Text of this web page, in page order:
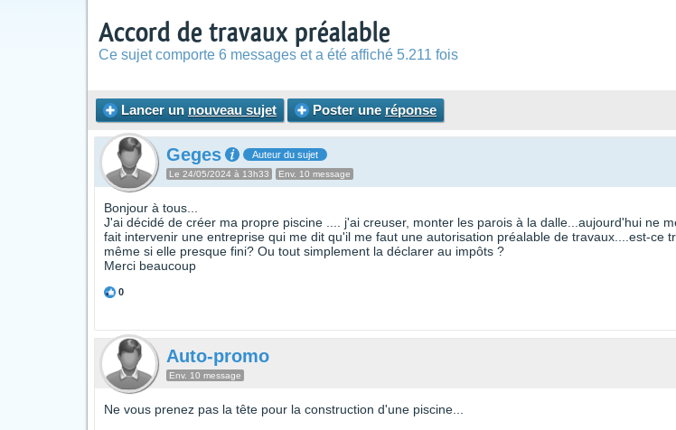
Accord de travaux préalable
Ce sujet comporte 6 messages et a été affiché 5.211 fois
Lancer un nouveau sujet Poster une réponse
Geges Auteur du sujet
Le 24/05/2024 à 13h33 Env. 10 message
Bonjour à tous...
J'ai décidé de créer ma propre piscine .... j'ai creuser, monter les parois à la dalle...aujourd'hui ne
fait intervenir une entreprise qui me dit qu'il me faut une autorisation préalable de travaux....est-ce
même si elle presque fini? Ou tout simplement la déclarer au impôts ?
Merci beaucoup
0
Auto-promo
Env. 10 message
Ne vous prenez pas la tête pour la construction d'une piscine...